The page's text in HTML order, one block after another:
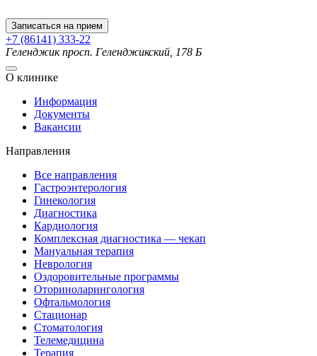
Записаться на прием
+7 (86141) 333-22
Геленджикпросп. Геленджикский, 178 Б
О клинике
Информация
Документы
Вакансии
Направления
Все направления
Гастроэнтерология
Гинекология
Диагностика
Кардиология
Комплексная диагностика — чекап
Мануальная терапия
Неврология
Оздоровительные программы
Оториноларингология
Офтальмология
Стационар
Стоматология
Телемедицина
Терапия